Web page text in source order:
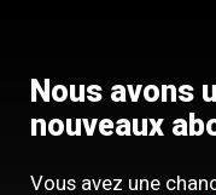
contenuNous avons
nouveaux
Vous avez une